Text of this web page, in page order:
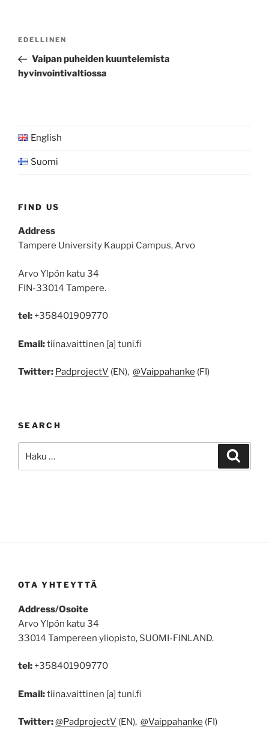
Edellinen
artikkeli
EDELLINEN
Vaipan puheiden kuuntelemista
hyvinvointivaltiossa
English
Suomi
FIND US
Address
Tampere University Kauppi Campus, Arvo
Arvo Ylpön katu 34
FIN-33014 Tampere.
tel: +358401909770
Email:tiina.vaittinen [a] tuni.fi
Twitter: PadprojectV (EN), @Vaippahanke (FI)
SEARCH
OTA YHTEYTTÄ
Address/Osoite
Arvo Ylpön katu 34
33014 Tampereen yliopisto, SUOMI-FINLAND.
tel: +358401909770
Email:tiina.vaittinen [a] tuni.fi
Twitter:@PadprojectV (EN), @Vaippahanke (FI)